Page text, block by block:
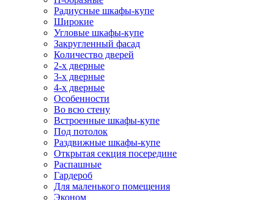
Радиусные шкафы-купе
Широкие
Угловые шкафы-купе
Закругленный фасад
Количество дверей
2-х дверные
3-х дверные
4-х дверные
Особенности
Во всю стену
Встроенные шкафы-купе
Под потолок
Раздвижные шкафы-купе
Открытая секция посередине
Распашные
Гардероб
Для маленького помещения
Эконом